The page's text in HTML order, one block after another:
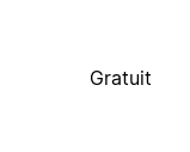
Gratuit